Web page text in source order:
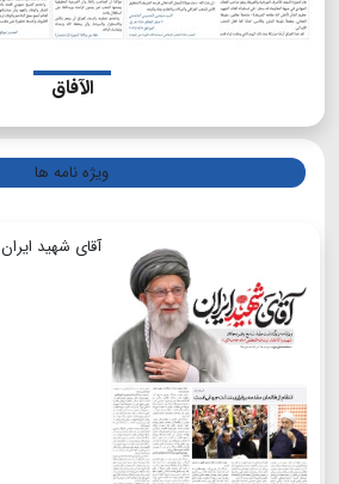
الآفاق
ویژه نامه ها
آقای شهید ایران